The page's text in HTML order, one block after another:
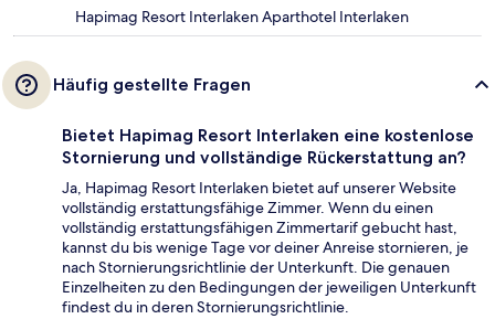
Hapimag Resort Interlaken Aparthotel Interlaken
Häufig gestellte Fragen
Bietet Hapimag Resort Interlaken eine kostenlose
Stornierung und vollständige Rückerstattung an?
Ja, Hapimag Resort Interlaken bietet auf unserer Website
vollständig erstattungsfähige Zimmer. Wenn du einen
vollständig erstattungsfähigen Zimmertarif gebucht hast,
kannst du bis wenige Tage vor deiner Anreise stornieren, je
nach Stornierungsrichtlinie der Unterkunft. Die genauen
Einzelheiten zu den Bedingungen der jeweiligen Unterkunft
findest du in deren Stornierungsrichtlinie.